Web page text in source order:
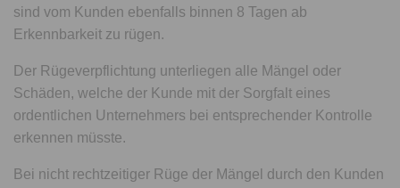
sind vom Kunden ebenfalls binnen 8 Tagen ab
Erkennbarkeit zu rügen.
Der Rügeverpflichtung unterliegen alle Mängel oder
Schäden, welche der Kunde mit der Sorgfalt eines
ordentlichen Unternehmers bei entsprechender Kontrolle
erkennen müsste.
Bei nicht rechtzeitiger Rüge der Mängel durch den Kunden